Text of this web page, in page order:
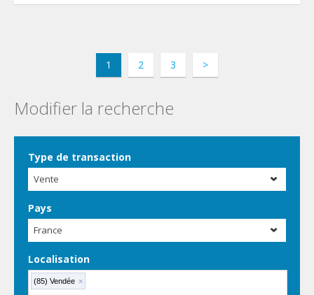
1 2 3 >
Modifier la recherche
Type de transaction
Vente
Pays
France
Localisation
(85) Vendée ×